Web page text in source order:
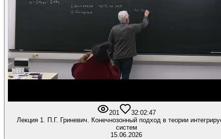
201 32:02:47
Лекция 1. П.Г. Гриневич. Конечнозонный подход в теории
систем
15.06.2026